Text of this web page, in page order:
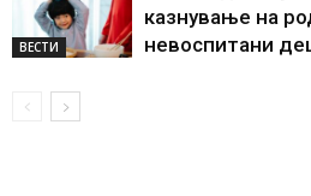
ВЕСТИ
казнување на
невоспитани